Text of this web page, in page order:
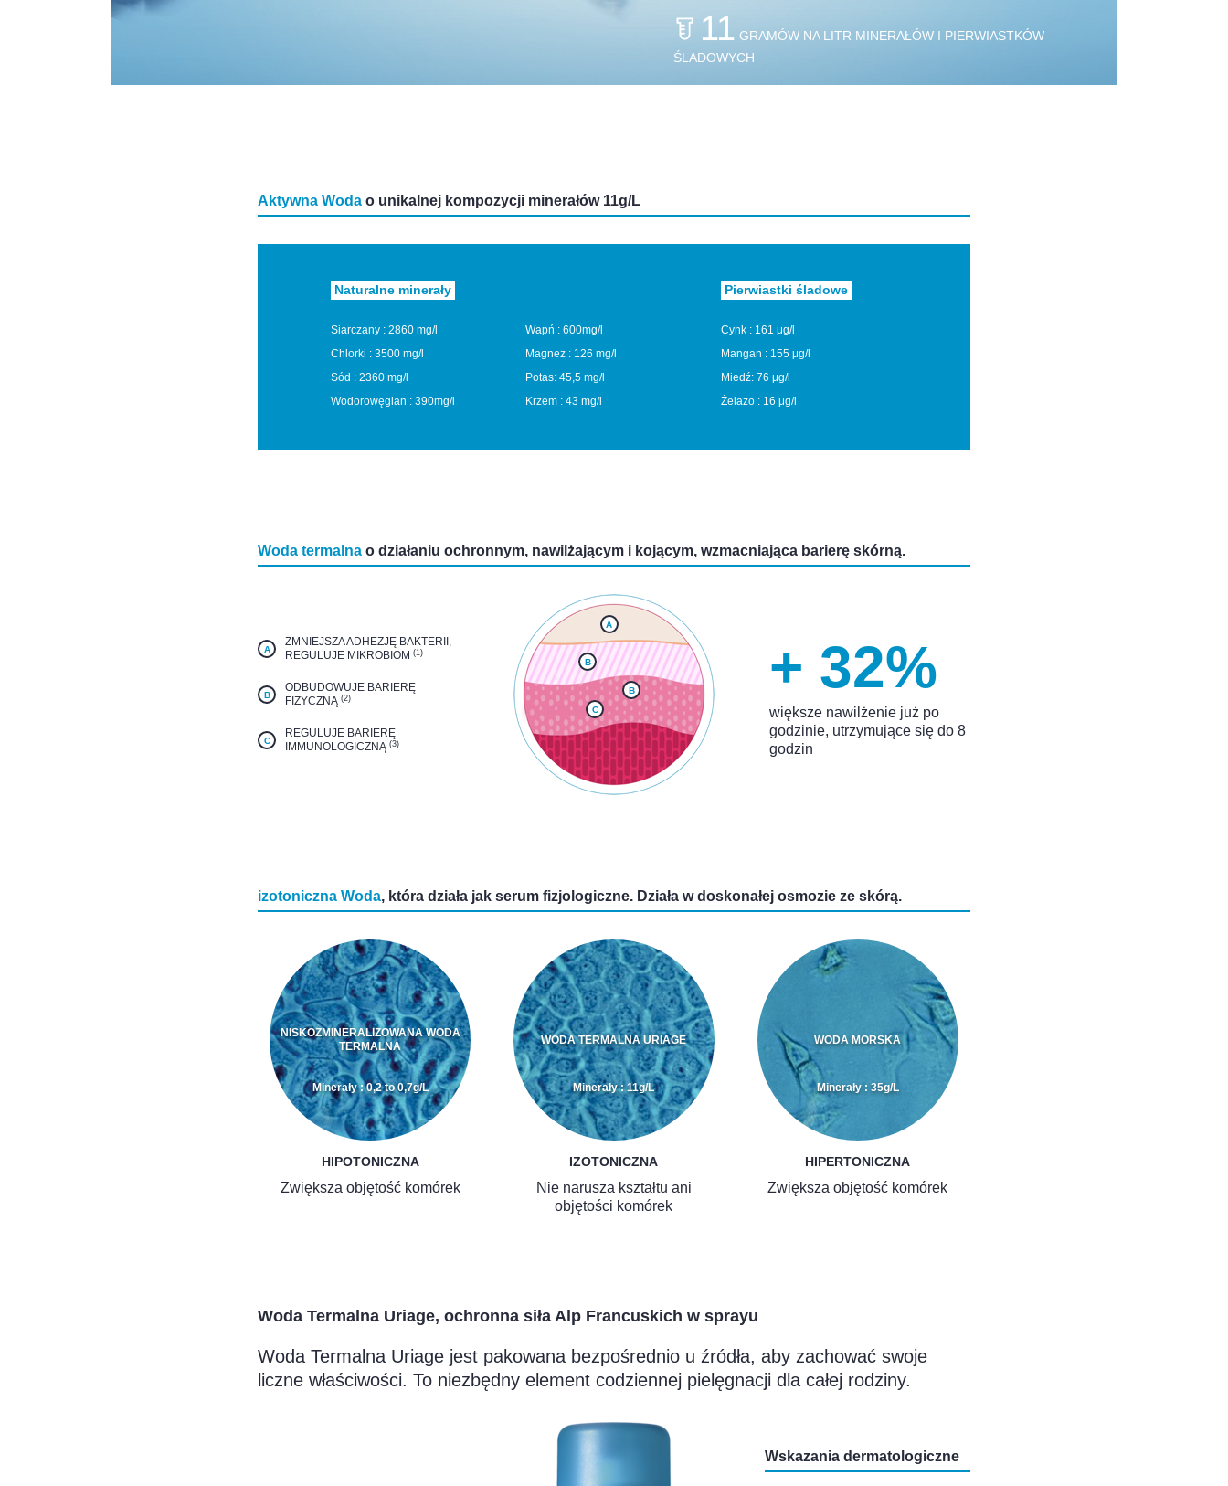
11 GRAMÓW NA LITR MINERAŁÓW I PIERWIASTKÓW
ŚLADOWYCH
Aktywna Woda o unikalnej kompozycji minerałów 11g/L
Naturalne minerały
Siarczany : 2860 mg/l
Chlorki : 3500 mg/l
Sód : 2360 mg/l
Wodorowęglan : 390mg/l
Wapń : 600mg/l
Magnez : 126 mg/l
Potas: 45,5 mg/l
Krzem : 43 mg/l
Pierwiastki śladowe
Cynk : 161 μg/l
Mangan : 155 μg/l
Miedź: 76 μg/l
Żelazo : 16 μg/l
Woda termalna o działaniu ochronnym, nawilżającym i kojącym, wzmacniająca barierę skórną.
A
B
B
C
A
ZMNIEJSZA ADHEZJĘ BAKTERII,
REGULUJE MIKROBIOM (1)
B
ODBUDOWUJE BARIERĘ
FIZYCZNĄ (2)
C
REGULUJE BARIERĘ
IMMUNOLOGICZNĄ (3)
+ 32%
większe nawilżenie już po
godzinie, utrzymujące się do 8
godzin
izotoniczna Woda, która działa jak serum fizjologiczne. Działa w doskonałej osmozie ze skórą.
NISKOZMINERALIZOWANA WODA
TERMALNA
Minerały : 0,2 to 0,7g/L
HIPOTONICZNA
Zwiększa objętość komórek
WODA TERMALNA URIAGE
Minerały : 11g/L
IZOTONICZNA
Nie narusza kształtu ani
objętości komórek
WODA MORSKA
Minerały : 35g/L
HIPERTONICZNA
Zwiększa objętość komórek
Woda Termalna Uriage, ochronna siła Alp Francuskich w sprayu
Woda Termalna Uriage jest pakowana bezpośrednio u źródła, aby zachować swoje
liczne właściwości. To niezbędny element codziennej pielęgnacji dla całej rodziny.
Wskazania dermatologiczne